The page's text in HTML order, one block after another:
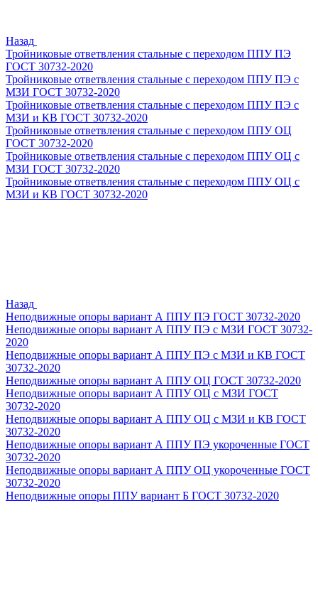
Назад
Тройниковые ответвления стальные с переходом ППУ ПЭ
ГОСТ 30732-2020
Тройниковые ответвления стальные с переходом ППУ ПЭ с
МЗИ ГОСТ 30732-2020
Тройниковые ответвления стальные с переходом ППУ ПЭ с
МЗИ и КВ ГОСТ 30732-2020
Тройниковые ответвления стальные с переходом ППУ ОЦ
ГОСТ 30732-2020
Тройниковые ответвления стальные с переходом ППУ ОЦ с
МЗИ ГОСТ 30732-2020
Тройниковые ответвления стальные с переходом ППУ ОЦ с
МЗИ и КВ ГОСТ 30732-2020
Назад
Неподвижные опоры вариант А ППУ ПЭ ГОСТ 30732-2020
Неподвижные опоры вариант А ППУ ПЭ с МЗИ ГОСТ 30732-
2020
Неподвижные опоры вариант А ППУ ПЭ с МЗИ и КВ ГОСТ
30732-2020
Неподвижные опоры вариант А ППУ ОЦ ГОСТ 30732-2020
Неподвижные опоры вариант А ППУ ОЦ с МЗИ ГОСТ
30732-2020
Неподвижные опоры вариант А ППУ ОЦ с МЗИ и КВ ГОСТ
30732-2020
Неподвижные опоры вариант А ППУ ПЭ укороченные ГОСТ
30732-2020
Неподвижные опоры вариант А ППУ ОЦ укороченные ГОСТ
30732-2020
Неподвижные опоры ППУ вариант Б ГОСТ 30732-2020